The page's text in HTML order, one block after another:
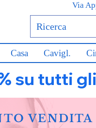
Via
Casa Cavigl.
su tutti
VENDITA